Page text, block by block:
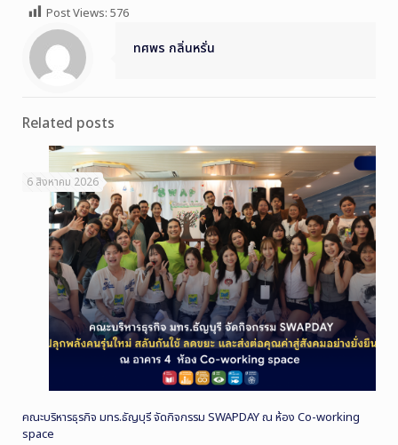
Post Views: 576
ทศพร กลิ่นหรั่น
Related posts
6 สิงหาคม 2026
คณะบริหารธุรกิจ มทร.ธัญบุรี จัดกิจกรรม SWAPDAY ณ ห้อง Co-working
space